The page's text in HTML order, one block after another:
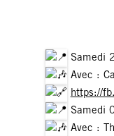
Samedi
Avec :
https://
Samedi
Avec :